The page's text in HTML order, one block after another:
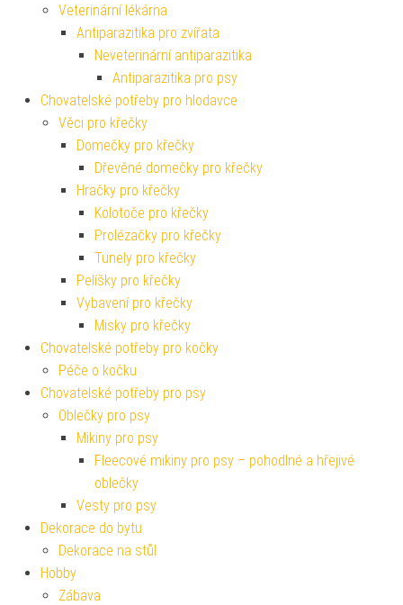
Veterinární lékárna
Antiparazitika pro zvířata
Neveterinární antiparazitika
Antiparazitika pro psy
Chovatelské potřeby pro hlodavce
Věci pro křečky
Domečky pro křečky
Dřevěné domečky pro křečky
Hračky pro křečky
Kolotoče pro křečky
Prolézačky pro křečky
Tunely pro křečky
Pelíšky pro křečky
Vybavení pro křečky
Misky pro křečky
Chovatelské potřeby pro kočky
Péče o kočku
Chovatelské potřeby pro psy
Oblečky pro psy
Mikiny pro psy
Fleecové mikiny pro psy – pohodlné a hřejivé
oblečky
Vesty pro psy
Dekorace do bytu
Dekorace na stůl
Hobby
Zábava